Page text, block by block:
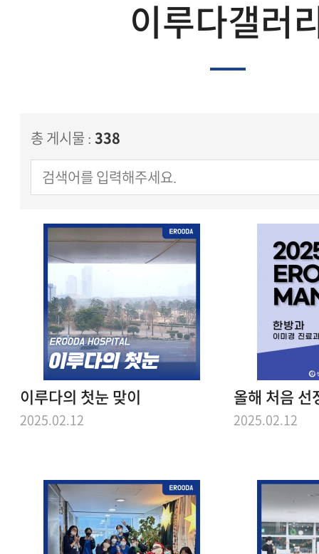
이루다갤러
총 게시물 : 338
이루다의 첫눈 맞이
2025.02.12 2025.02.12